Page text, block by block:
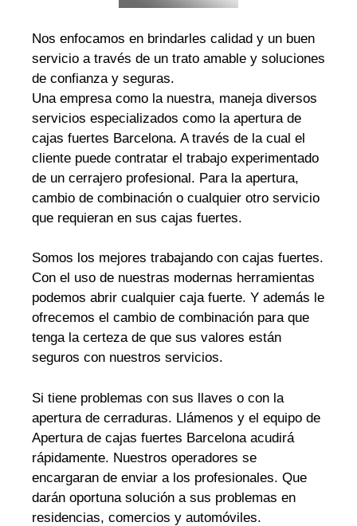
Nos enfocamos en brindarles calidad y un buen
servicio a través de un trato amable y soluciones
de confianza y seguras.
Una empresa como la nuestra, maneja diversos
servicios especializados como la apertura de
cajas fuertes Barcelona. A través de la cual el
cliente puede contratar el trabajo experimentado
de un cerrajero profesional. Para la apertura,
cambio de combinación o cualquier otro servicio
que requieran en sus cajas fuertes.
Somos los mejores trabajando con cajas fuertes.
Con el uso de nuestras modernas herramientas
podemos abrir cualquier caja fuerte. Y además le
ofrecemos el cambio de combinación para que
tenga la certeza de que sus valores están
seguros con nuestros servicios.
Si tiene problemas con sus llaves o con la
apertura de cerraduras. Llámenos y el equipo de
Apertura de cajas fuertes Barcelona acudirá
rápidamente. Nuestros operadores se
encargaran de enviar a los profesionales. Que
darán oportuna solución a sus problemas en
residencias, comercios y automóviles.